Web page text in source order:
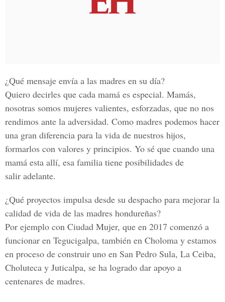
¿Qué mensaje envía a las madres en su día?
Quiero decirles que cada mamá es especial. Mamás,
nosotras somos mujeres valientes, esforzadas, que no nos
rendimos ante la adversidad. Como madres podemos hacer
una gran diferencia para la vida de nuestros hijos,
formarlos con valores y principios. Yo sé que cuando una
mamá esta allí, esa familia tiene posibilidades de
salir adelante.
¿Qué proyectos impulsa desde su despacho para mejorar la
calidad de vida de las madres hondureñas?
Por ejemplo con Ciudad Mujer, que en 2017 comenzó a
funcionar en Tegucigalpa, también en Choloma y estamos
en proceso de construir uno en San Pedro Sula, La Ceiba,
Choluteca y Juticalpa, se ha logrado dar apoyo a
centenares de madres.